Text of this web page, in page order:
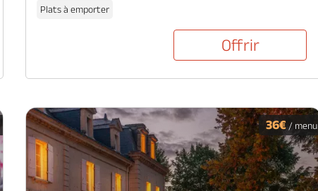
Plats à emporter
Offrir
36€ / menu